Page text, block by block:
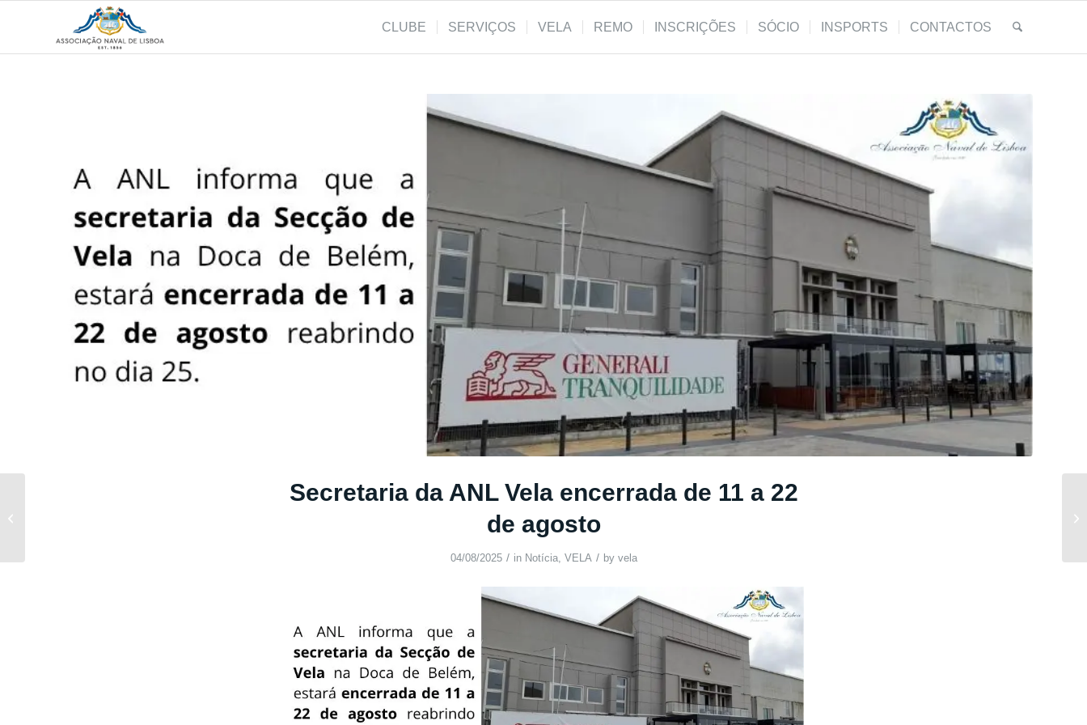
CLUBE SERVIÇOS VELA REMO INSCRIÇÕES SÓCIO INSPORTS CONTACTOS
Secretaria da ANL Vela encerrada de 11 a 22
de agosto
04/08/2025 / in Notícia, VELA / by vela